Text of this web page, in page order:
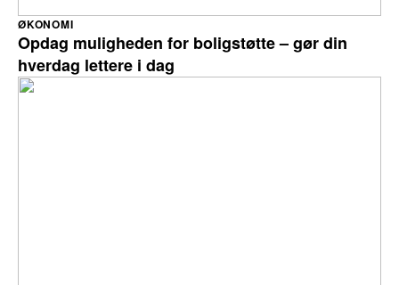
Opdag muligheden for boligstøtte – gør din
hverdag lettere i dag
ØKONOMI